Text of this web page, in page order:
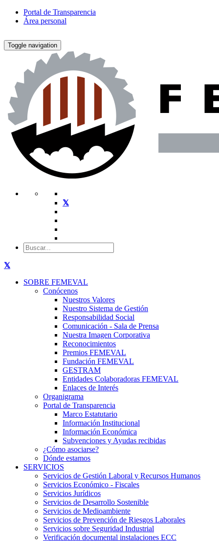
Portal de Transparencia
Área personal
Toggle navigation
SOBRE FEMEVAL
Conócenos
Nuestros Valores
Nuestro Sistema de Gestión
Responsabilidad Social
Comunicación - Sala de Prensa
Nuestra Imagen Corporativa
Reconocimientos
Premios FEMEVAL
Fundación FEMEVAL
GESTRAM
Entidades Colaboradoras FEMEVAL
Enlaces de Interés
Organigrama
Portal de Transparencia
Marco Estatutario
Información Institucional
Información Económica
Subvenciones y Ayudas recibidas
¿Cómo asociarse?
Dónde estamos
SERVICIOS
Servicios de Gestión Laboral y Recursos Humanos
Servicios Económico - Fiscales
Servicios Jurídicos
Servicios de Desarrollo Sostenible
Servicios de Medioambiente
Servicios de Prevención de Riesgos Laborales
Servicios sobre Seguridad Industrial
Verificación documental instalaciones ECC